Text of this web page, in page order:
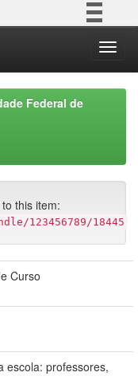
Participe
à informação
Federal de
this item:
123456789/18445
Curso
escola: professores,